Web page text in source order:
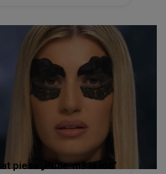
piesa „Pune-mă la loc”